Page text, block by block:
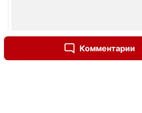
Комментарии